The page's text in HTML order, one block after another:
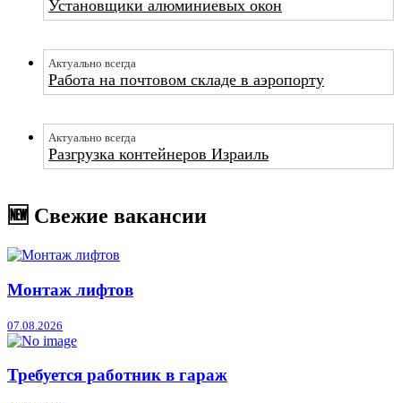
Установщики алюминиевых окон
Актуально всегда
Работа на почтовом складе в аэропорту
Актуально всегда
Разгрузка контейнеров Израиль
🆕 Свежие вакансии
Монтаж лифтов
07.08.2026
Требуется работник в гараж